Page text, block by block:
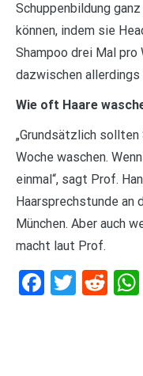
Schuppenbildung
können, indem sie
Shampoo drei Mal
dazwischen allerdings
Wie oft Haare
„Grundsätzlich
Woche waschen.
einmal“, sagt Prof.
Haarsprechstunde
München. Aber auch
macht laut Prof.
Facebook